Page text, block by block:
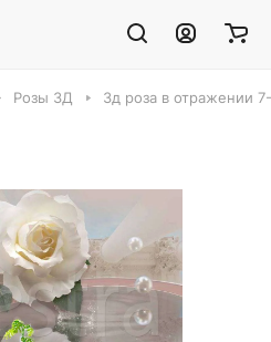
Розы 3Д 3д роза в отражении